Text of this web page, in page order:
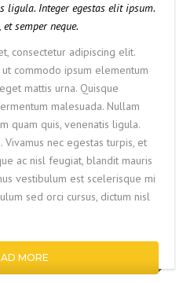
ligula. Integer egestas elit ipsum.
semper neque.
consectetur adipiscing elit.
commodo ipsum elementum
mattis urna. Quisque
malesuada. Nullam
quam quis, venenatis ligula.
nec egestas turpis, et
ac nisl feugiat, blandit mauris
vestibulum est scelerisque mi
sed orci cursus, dictum nisl
MORE